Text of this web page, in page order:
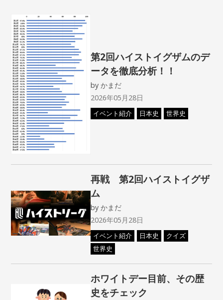
第2回ハイストイグザムのデ
ータを徹底分析！！
byかまだ
2026年05月28日
イベント紹介 日本史 世界史
再戦 第2回ハイストイグザ
ム
byかまだ
2026年05月28日
イベント紹介 日本史
クイズ
世界史
ホワイトデー目前、その歴
史をチェック